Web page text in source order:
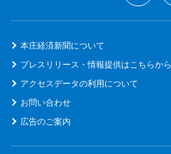
本庄経済新聞について
プレスリリース・情報提供はこちらから
アクセスデータの利用について
お問い合わせ
広告のご案内